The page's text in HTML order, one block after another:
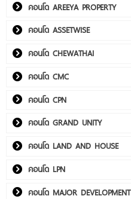
คอนโด AREEYA PROPERTY
คอนโด ASSETWISE
คอนโด CHEWATHAI
คอนโด CMC
คอนโด CPN
คอนโด GRAND UNITY
คอนโด LAND AND HOUSE
คอนโด LPN
คอนโด MAJOR DEVELOPMENT